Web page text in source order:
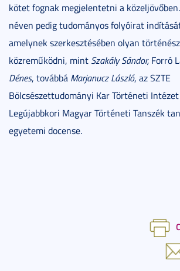
kötet fognak megjelentetni a
néven pedig tudományos folyóirat
amelynek szerkesztésében olyan
közreműködni, mint Szakály Sándor, Forró
Dénes, továbbá Marjanucz László, az SZTE
Bölcsészettudományi Kar Történeti
Legújabbkori Magyar Történeti Tanszék
egyetemi docense.